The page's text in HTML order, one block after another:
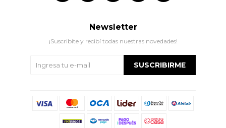
Newsletter
¡Suscribite y recibí todas nuestras novedades!
SUSCRIBIRME